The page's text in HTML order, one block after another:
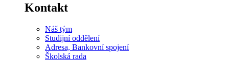
Kontakt
Náš tým
Studijní oddělení
Adresa, Bankovní spojení
Školská rada